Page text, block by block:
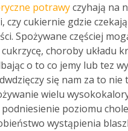
potrawyczyhają na
czy cukiernie gdzie
Spożywane częściej
cukrzycę, choroby układu
o to co jemy lub tez
się nam za to
wielu
poziomu
wystąpienia